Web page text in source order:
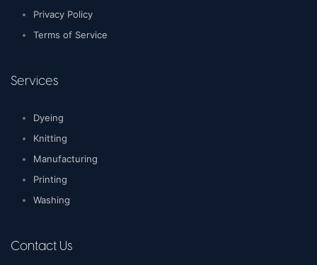
Privacy Policy
Terms of Service
Services
Dyeing
Knitting
Manufacturing
Printing
Washing
Contact Us